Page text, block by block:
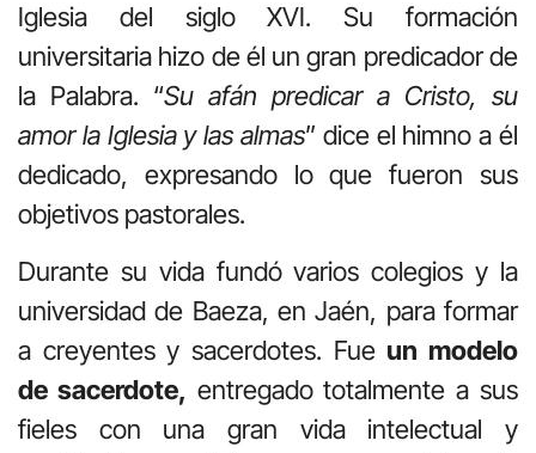
Iglesia del siglo XVI. Su formación
universitaria hizo de él un gran predicador de
la Palabra. “Su afán predicar a Cristo, su
amor la Iglesia y las almas” dice el himno a él
dedicado, expresando lo que fueron sus
objetivos pastorales.
Durante su vida fundó varios colegios y la
universidad de Baeza, en Jaén, para formar
a creyentes y sacerdotes. Fue un modelo
de sacerdote, entregado totalmente a sus
fieles con una gran vida intelectual y